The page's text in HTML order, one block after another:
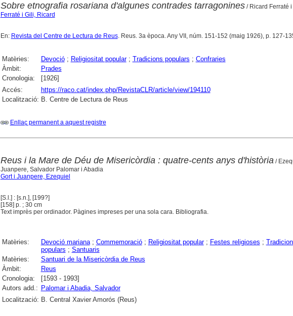
Sobre etnografia rosariana d'algunes contrades tarragonines/ Ricard Ferraté i
Ferraté i Gili, Ricard
En: Revista del Centre de Lectura de Reus. Reus. 3a època. Any VII, núm. 151-152 (maig 1926), p. 127-
Matèries: Devoció; Religiositat popular; Tradicions populars ; Confraries
Àmbit:
Prades
Cronologia:
[1926]
Accés:
https://raco.cat/index.php/RevistaCLR/article/view/194110
Localització: B. Centre de Lectura de Reus
Enllaç permanent a aquest registre
Reus i la Mare de Déu de Misericòrdia : quatre-cents anys d'història /
Juanpere, Salvador Palomar i Abadia
Gort i Juanpere, Ezequiel
[S.l.] : [s.n.], [199?]
[158] p. ; 30 cm
Text imprès per ordinador. Pàgines impreses per una sola cara. Bibliografia.
Matèries: Devoció mariana; Commemoració; Religiositat popular; Festes religioses ;
populars ; Santuaris
Matèries:
Santuari de la Misericòrdia de Reus
Àmbit:
Reus
Cronologia:
[1593 - 1993]
Autors add.: Palomar i Abadia, Salvador
Localització: B. Central Xavier Amorós (Reus)